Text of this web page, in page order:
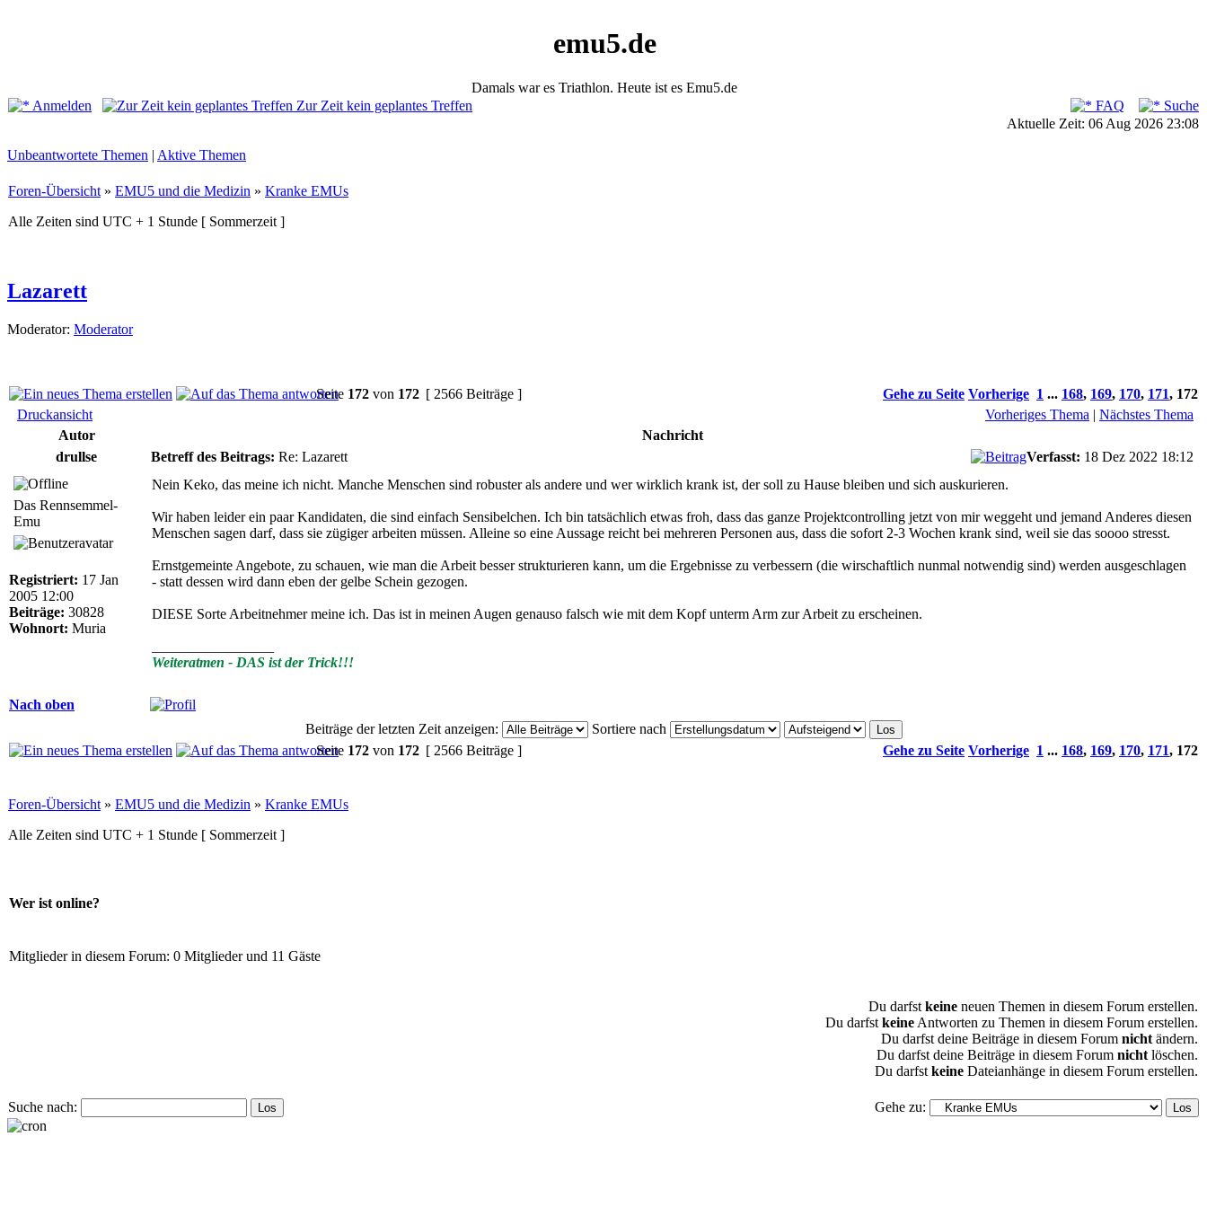
emu5.de
Damals war es Triathlon. Heute ist es Emu5.de
Anmelden
Zur Zeit kein geplantes Treffen FAQ
Suche
Aktuelle Zeit: 06 Aug 2026 23:08
Unbeantwortete Themen | Aktive Themen
Foren-Übersicht » EMU5 und die Medizin » Kranke EMUs
Alle Zeiten sind UTC + 1 Stunde [ Sommerzeit ]
Lazarett
Moderator: Moderator
Seite 172 von 172 [ 2566 Beiträge ] Gehe zu Seite Vorherige 1 ... 168, 169, 170, 171, 172
Druckansicht
Vorheriges Thema | Nächstes Thema
Autor
Nachricht
drullse
Betreff des Beitrags: Re: Lazarett Verfasst: 18 Dez 2022 18:12
Das Rennsemmel-
Emu
Registriert: 17 Jan
2005 12:00
Beiträge: 30828
Wohnort: Muria
Nein Keko, das meine ich nicht. Manche Menschen sind robuster als andere und wer wirklich krank ist, der soll zu Hause bleiben und sich auskurieren.
Wir haben leider ein paar Kandidaten, die sind einfach Sensibelchen. Ich bin tatsächlich etwas froh, dass das ganze Projektcontrolling jetzt von mir weggeht und jemand Anderes diesen
Menschen sagen darf, dass sie zügiger arbeiten müssen. Alleine so eine Aussage reicht bei mehreren Personen aus, dass die sofort 2-3 Wochen krank sind, weil sie das soooo stresst.
Ernstgemeinte Angebote, zu schauen, wie man die Arbeit besser strukturieren kann, um die Ergebnisse zu verbessern (die wirschaftlich nunmal notwendig sind) werden ausgeschlagen
- statt dessen wird dann eben der gelbe Schein gezogen.
DIESE Sorte Arbeitnehmer meine ich. Das ist in meinen Augen genauso falsch wie mit dem Kopf unterm Arm zur Arbeit zu erscheinen.
Weiteratmen - DAS ist der Trick!!!
Nach oben
Beiträge der letzten Zeit anzeigen:
Sortiere nach
Seite 172 von 172 [ 2566 Beiträge ] Gehe zu Seite Vorherige 1 ... 168, 169, 170, 171, 172
Foren-Übersicht » EMU5 und die Medizin » Kranke EMUs
Alle Zeiten sind UTC + 1 Stunde [ Sommerzeit ]
Wer ist online?
Mitglieder in diesem Forum: 0 Mitglieder und 11 Gäste
Du darfst keine neuen Themen in diesem Forum erstellen.
Du darfst keine Antworten zu Themen in diesem Forum erstellen.
Du darfst deine Beiträge in diesem Forum nicht ändern.
Du darfst deine Beiträge in diesem Forum nicht löschen.
Du darfst keine Dateianhänge in diesem Forum erstellen.
Suche nach: Gehe zu: